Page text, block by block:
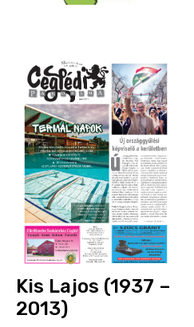
Kis Lajos (1937 –
2013)